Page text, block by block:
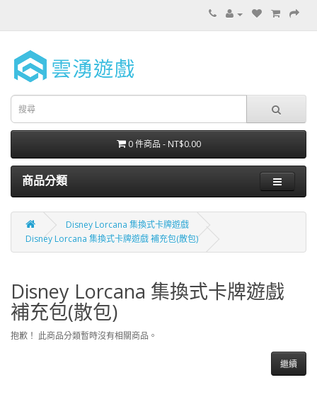
0 件商品 - NT$0.00
商品分類
Disney Lorcana 集換式卡牌遊戲
Disney Lorcana 集換式卡牌遊戲 補充包(散包)
Disney Lorcana 集換式卡牌遊戲
補充包(散包)
抱歉！ 此商品分類暫時沒有相關商品。
繼續